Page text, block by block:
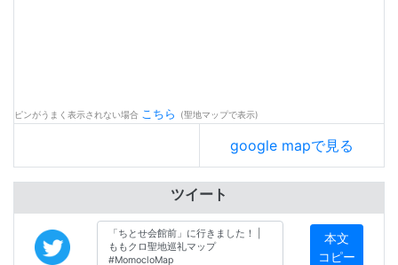
ピンがうまく表示されない場合 こちら (聖地マップで表示)
google mapで見る
ツイート
本文
コピー